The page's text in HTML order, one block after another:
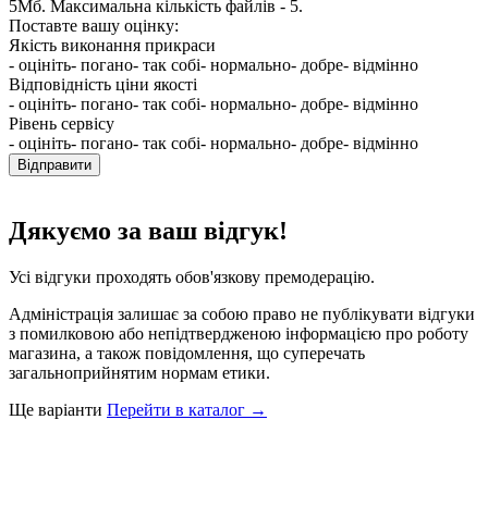
5Мб. Максимальна кількість файлів - 5.
Поставте вашу оцінку:
Якість виконання прикраси
- оцініть- погано- так собі- нормально- добре- відмінно
Відповідність ціни якості
- оцініть- погано- так собі- нормально- добре- відмінно
Рівень сервісу
- оцініть- погано- так собі- нормально- добре- відмінно
Відправити
Дякуємо за ваш відгук!
Усі відгуки проходять обов'язкову премодерацію.
Адміністрація залишає за собою право не публікувати відгуки
з помилковою або непідтвердженою інформацією про роботу
магазина, а також повідомлення, що суперечать
загальноприйнятим нормам етики.
Ще варіанти Перейти в каталог →